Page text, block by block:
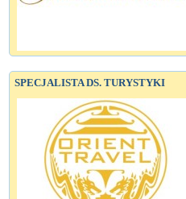
SPECJALISTA DS. TURYSTYKI